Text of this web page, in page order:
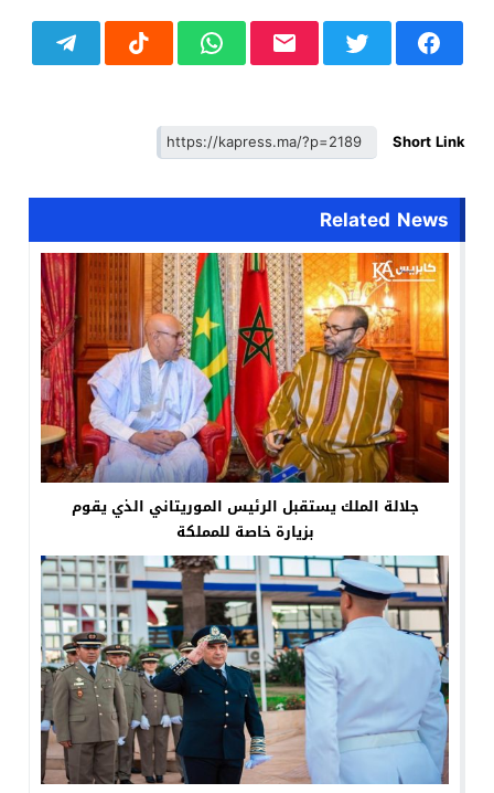
Short Link
Related News
جلالة الملك يستقبل الرئيس الموريتاني الذي يقوم
بزيارة خاصة للمملكة